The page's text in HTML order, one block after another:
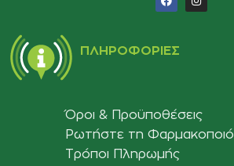
ΠΛΗΡΟΦΟΡΊΕΣ
Όροι & Προϋποθέσεις
Ρωτήστε τη Φαρμακοποιό
Τρόποι Πληρωμής